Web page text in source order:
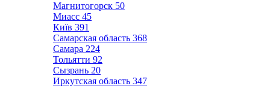
Магнитогорск 50
Миасс 45
Київ 391
Самарская область 368
Самара 224
Тольятти 92
Сызрань 20
Иркутская область 347